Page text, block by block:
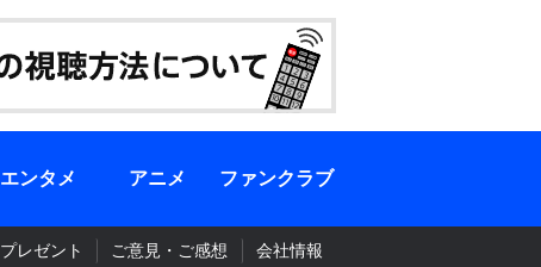
エンタメ アニメ ファンクラブ
プレゼント ご意見・ご感想 会社情報